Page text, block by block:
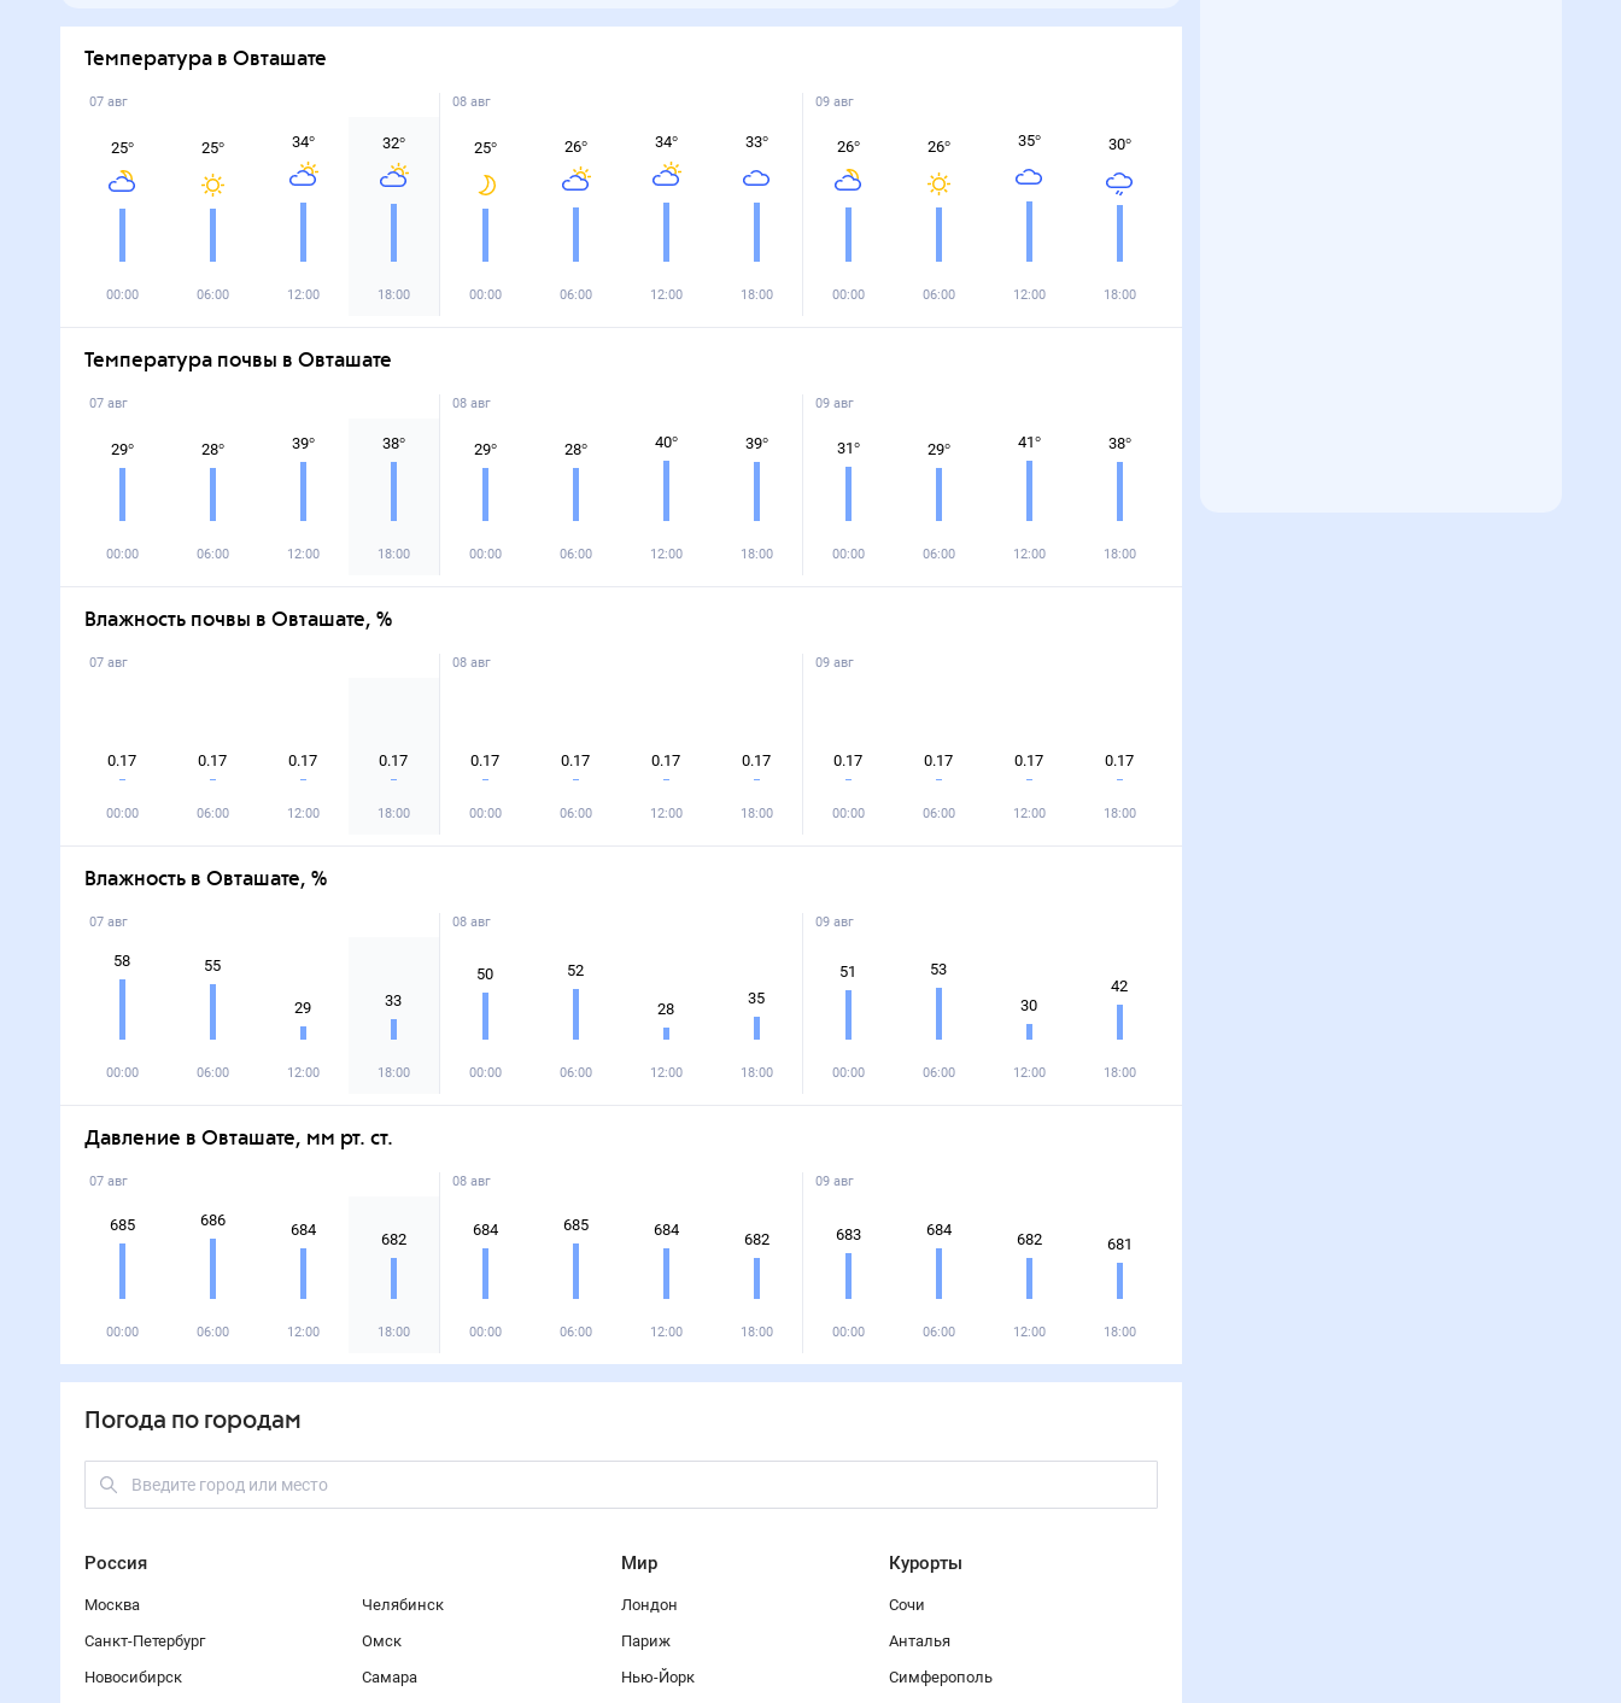
Температура в Овташате
07 авг
25°
00:00
25°
06:00
34°
12:00
32°
18:00
08 авг
25°
00:00
26°
06:00
34°
12:00
33°
18:00
09 авг
26°
00:00
26°
06:00
35°
12:00
30°
18:00
Температура почвы в Овташате
07 авг
29°
00:00
28°
06:00
39°
12:00
38°
18:00
08 авг
29°
00:00
28°
06:00
40°
12:00
39°
18:00
09 авг
31°
00:00
29°
06:00
41°
12:00
38°
18:00
Влажность почвы в Овташате, %
07 авг
0.17
00:00
0.17
06:00
0.17
12:00
0.17
18:00
08 авг
0.17
00:00
0.17
06:00
0.17
12:00
0.17
18:00
09 авг
0.17
00:00
0.17
06:00
0.17
12:00
0.17
18:00
Влажность в Овташате, %
07 авг
58
00:00
55
06:00
29
12:00
33
18:00
08 авг
50
00:00
52
06:00
28
12:00
35
18:00
09 авг
51
00:00
53
06:00
30
12:00
42
18:00
Давление в Овташате, мм рт. ст.
07 авг
685
00:00
686
06:00
684
12:00
682
18:00
08 авг
684
00:00
685
06:00
684
12:00
682
18:00
09 авг
683
00:00
684
06:00
682
12:00
681
18:00
Погода по городам
Россия
Москва
Санкт-Петербург
Новосибирск
Челябинск
Омск
Самара
Мир
Лондон
Париж
Нью-Йорк
Курорты
Сочи
Анталья
Симферополь